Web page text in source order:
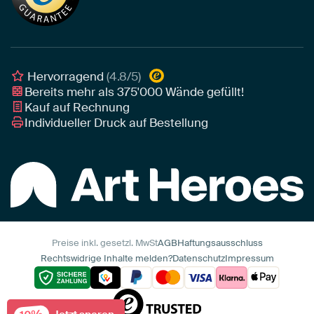
Leinwand für draußen
Individuelle Einrichtungsberatung
Botschafter
Awards und Preise
Art Heroes App
Hervorragend(4.8/5)
Bereits mehr als375'000Wände gefüllt!
Kauf auf Rechnung
Individueller Druck auf Bestellung
Preise inkl. gesetzl. MwStAGBHaftungsausschluss
Rechtswidrige Inhalte melden?DatenschutzImpressum